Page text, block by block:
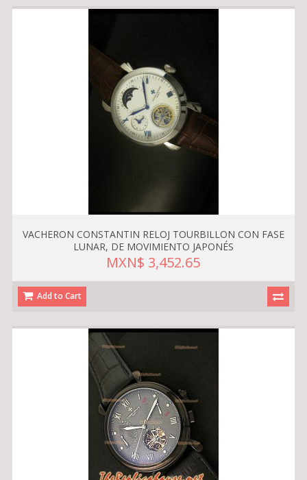
VACHERON CONSTANTIN RELOJ TOURBILLON CON FASE
LUNAR, DE MOVIMIENTO JAPONÉS
MXN$ 3,452.65
Add to Cart